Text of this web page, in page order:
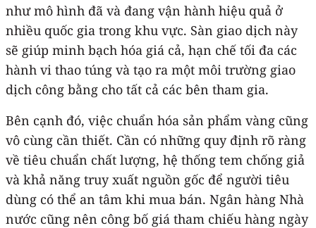
như mô hình đã và đang vận hành hiệu quả ở
nhiều quốc gia trong khu vực. Sàn giao dịch này
sẽ giúp minh bạch hóa giá cả, hạn chế tối đa các
hành vi thao túng và tạo ra một môi trường giao
dịch công bằng cho tất cả các bên tham gia.
Bên cạnh đó, việc chuẩn hóa sản phẩm vàng cũng
vô cùng cần thiết. Cần có những quy định rõ ràng
về tiêu chuẩn chất lượng, hệ thống tem chống giả
và khả năng truy xuất nguồn gốc để người tiêu
dùng có thể an tâm khi mua bán. Ngân hàng Nhà
nước cũng nên công bố giá tham chiếu hàng ngày